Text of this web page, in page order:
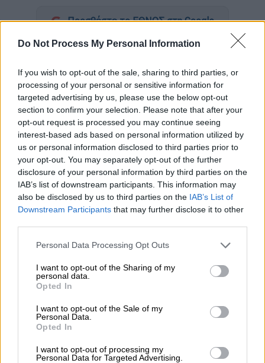
Do Not Process My Personal Information
If you wish to opt-out of the sale, sharing to third parties, or
processing of your personal or sensitive information for
targeted advertising by us, please use the below opt-out
section to confirm your selection. Please note that after your
opt-out request is processed you may continue seeing
interest-based ads based on personal information utilized by
us or personal information disclosed to third parties prior to
your opt-out. You may separately opt-out of the further
disclosure of your personal information by third parties on the
IAB’s list of downstream participants. This information may
also be disclosed by us to third parties on the IAB’s List of
Downstream Participants that may further disclose it to other
Please note that this website/app uses one or more Google
not limited to your visit or usage behaviour. You may click to
grant or deny consent to Google and its third-party tags to
use your data for below specified purposes in below Google
consent section.
Personal Data Processing Opt Outs
I want to opt-out of the Sharing of my
personal data.
Opted In
I want to opt-out of the Sale of my
Personal Data.
Opted In
I want to opt-out of processing my
Personal Data for Targeted Advertising.
Προσθέστε το ΕΘΝΟΣ στη Google
Την τελευταία του πνοή, σε ηλικία 57 ετών,
άφησε ο συγγραφέαςΜάρκος Κρητικός.
Τη δυσάρεστη είδηση γνωστοποίησε ο
εκδοτικός οίκος,Μεταίχμιο, ο οποίος
εξέφρασε τα συλλυπητήριά του προς την
οικογένεια. «Μόλις πληροφορηθήκαμε τον
αιφνίδιοθάνατοτου αγαπημένου φίλου μας
και συγγραφέα Μάρκου Κρητικού. Θερμά
συλλυπητήρια στην οικογένεια και τους
οικείους του».